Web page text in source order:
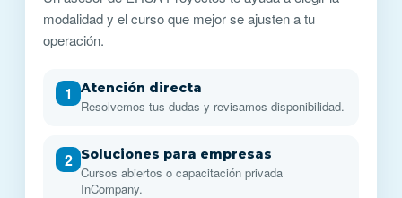
modalidad y el curso que mejor se ajusten a tu
operación.
1 Atención directa
Resolvemos tus dudas y revisamos disponibilidad.
2 Soluciones para empresas
Cursos abiertos o capacitación privada
InCompany.